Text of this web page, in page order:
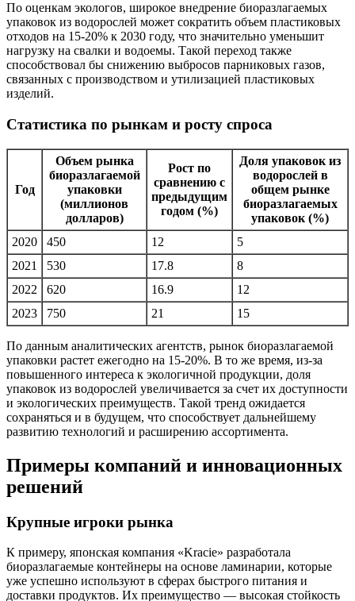
По оценкам экологов, широкое внедрение биоразлагаемых
упаковок из водорослей может сократить объем пластиковых
отходов на 15-20% к 2030 году, что значительно уменьшит
нагрузку на свалки и водоемы. Такой переход также
способствовал бы снижению выбросов парниковых газов,
связанных с производством и утилизацией пластиковых
изделий.
Статистика по рынкам и росту спроса
Год
Объем рынка
биоразлагаемой
упаковки
(миллионов
долларов)
Рост по
сравнению с
предыдущим
годом (%)
Доля упаковок из
водорослей в
общем рынке
биоразлагаемых
упаковок (%)
2020
450 12
5
2021
530 17.8
8
2022
620 16.9
12
2023
750 21 15
По данным аналитических агентств, рынок биоразлагаемой
упаковки растет ежегодно на 15-20%. В то же время, из-за
повышенного интереса к экологичной продукции, доля
упаковок из водорослей увеличивается за счет их доступности
и экологических преимуществ. Такой тренд ожидается
сохраняться и в будущем, что способствует дальнейшему
развитию технологий и расширению ассортимента.
Примеры компаний и инновационных
решений
Крупные игроки рынка
К примеру, японская компания «Kracie» разработала
биоразлагаемые контейнеры на основе ламинарии, которые
уже успешно используют в сферах быстрого питания и
доставки продуктов. Их преимущество — высокая стойкость